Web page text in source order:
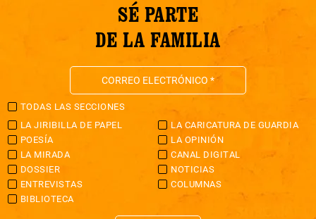
SÉ PARTE
DE LA FAMILIA
TODAS LAS SECCIONES
LA JIRIBILLA DE PAPEL
LA CARICATURA DE GUARDIA
POESÍA
LA OPINIÓN
LA MIRADA
CANAL DIGITAL
DOSSIER
NOTICIAS
ENTREVISTAS
COLUMNAS
BIBLIOTECA